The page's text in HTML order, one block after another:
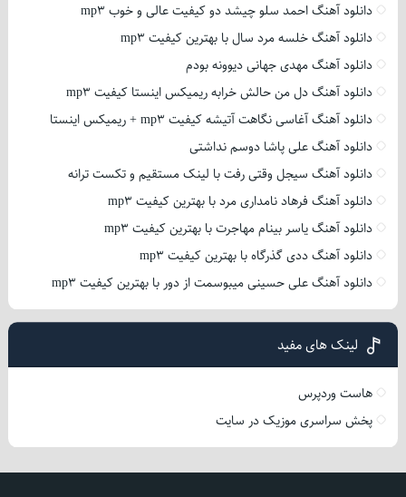
دانلود آهنگ احمد سلو چیشد دو کیفیت عالی و خوب mp3
دانلود آهنگ خلسه مرد سال با بهترین کیفیت mp3
دانلود آهنگ مهدی جهانی دیوونه بودم
دانلود آهنگ دل من حالش خرابه ریمیکس اینستا کیفیت mp3
دانلود آهنگ آغاسی نگاهت آتیشه کیفیت mp3 + ریمیکس اینستا
دانلود آهنگ علی پاشا دوسم نداشتی
دانلود آهنگ سیجل وقتی رفت با لینک مستقیم و تکست ترانه
دانلود آهنگ فرهاد نامداری مرد با بهترین کیفیت mp3
دانلود آهنگ یاسر بینام مهاجرت با بهترین کیفیت mp3
دانلود آهنگ ددی گذرگاه با بهترین کیفیت mp3
دانلود آهنگ علی حسینی میبوسمت از دور با بهترین کیفیت mp3
لینک های مفید
هاست وردپرس
پخش سراسری موزیک در سایت